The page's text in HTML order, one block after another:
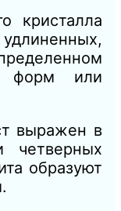
кристалла
форм или
выражен в
четверных
образуют